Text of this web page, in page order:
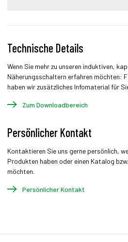
Technische Details
Wenn Sie mehr zu unseren induktiven,
Näherungsschaltern erfahren möchten:
haben wir zusätzliches Infomaterial für
Zum Downloadbereich
Persönlicher Kontakt
Kontaktieren Sie uns gerne persönlich,
Produkten haben oder einen Katalog
möchten.
Persönlicher Kontakt